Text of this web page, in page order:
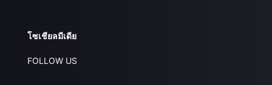
โซเชียลมีเดีย
FOLLOW US